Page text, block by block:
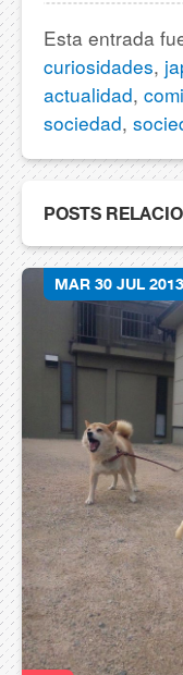
Esta entrada
curiosidades,
actualidad,
sociedad,
POSTS
MAR 30 JUL 2013